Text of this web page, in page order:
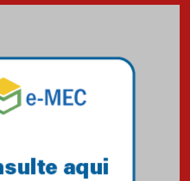
Mackenzie mobiliza campanha
solidária para apoiar famílias em
Minas Gerais
Primeiro culto do ano ressalta o